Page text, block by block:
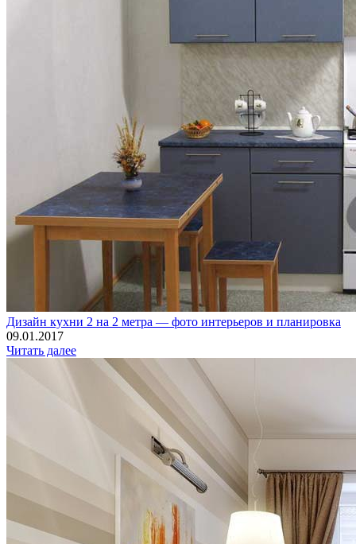
Дизайн кухни 2 на 2 метра — фото интерьеров и планировка
09.01.2017
Читать далее